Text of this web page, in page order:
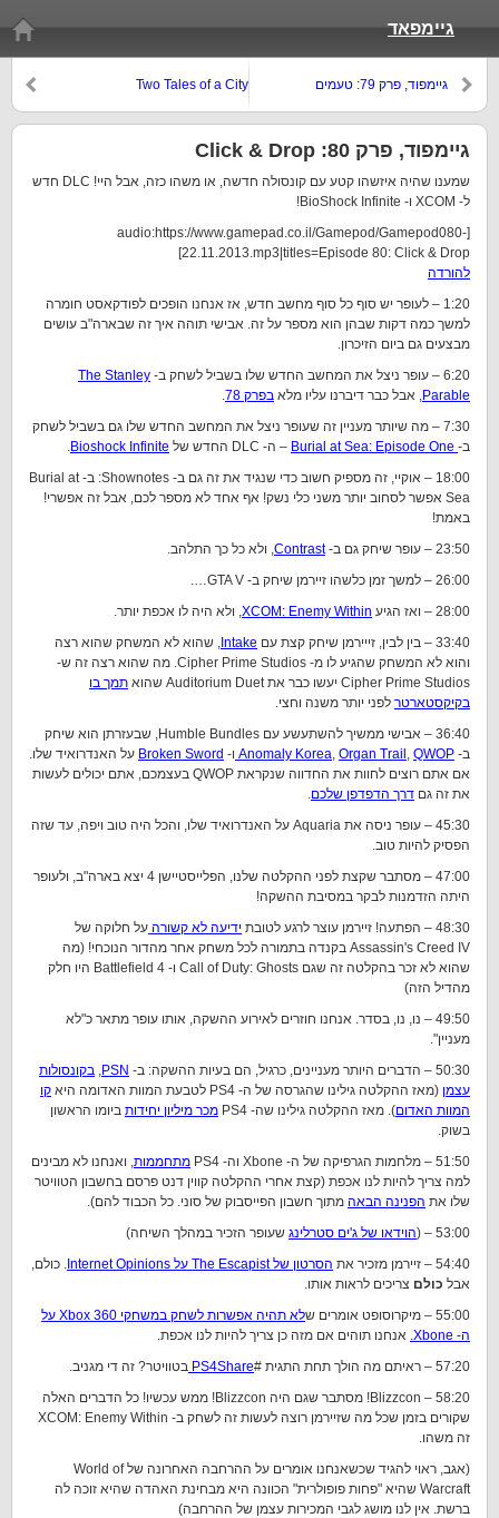
גיימפאד
Two Tales of a City
גיימפוד, פרק 79: טעמים
גיימפוד, פרק 80: Click & Drop
שמענו שהיה איזשהו קטע עם קונסולה חדשה, או משהו כזה, אבל היי! DLC חדש
ל- XCOM ו- BioShock Infinite!
[audio:https://www.gamepad.co.il/Gamepod/Gamepod080-
22.11.2013.mp3|titles=Episode 80: Click & Drop]
להורדה
1:20 – לעופר יש סוף כל סוף מחשב חדש, אז אנחנו הופכים לפודקאסט חומרה
למשך כמה דקות שבהן הוא מספר על זה. אבישי תוהה איך זה שבארה"ב עושים
מבצעים גם ביום הזיכרון.
6:20 – עופר ניצל את המחשב החדש שלו בשביל לשחק ב-
The Stanley
Parable, אבל כבר דיברנו עליו מלא בפרק 78
.
7:30 – מה שיותר מעניין זה שעופר ניצל את המחשב החדש שלו גם בשביל לשחק
ב-
– ה- DLC החדש של Bioshock Infinite
.
18:00 – אוקיי, זה מספיק חשוב כדי שנגיד את זה גם ב- Shownotes: ב- Burial at
Sea אפשר לסחוב יותר משני כלי נשק! אף אחד לא מספר לכם, אבל זה אפשרי!
באמת!
23:50 – עופר שיחק גם ב-
Contrast, ולא כל כך התלהב.
26:00 – למשך זמן כלשהו זיירמן שיחק ב- GTA V….
28:00 – ואז הגיע
XCOM: Enemy Within, ולא היה לו אכפת יותר.
33:40 – בין לבין, זייירמן שיחק קצת עם
Intake , שהוא לא המשחק שהוא רצה
והוא לא המשחק שהגיע לו מ- Cipher Prime Studios. מה שהוא רצה זה ש-
Cipher Prime Studios יעשו כבר את Auditorium Duet שהוא
תמך בו
בקיקסטארטר לפני יותר משנה וחצי.
36:40 – אבישי ממשיך להשתעשע עם Humble Bundles, שבעזרתן הוא שיחק
ב-
Anomaly Korea, Organ Trail , QWOP ו- Broken Sword על האנדרואיד שלו.
אם אתם רוצים לחוות את החדווה שנקראת QWOP בעצמכם, אתם יכולים לעשות
את זה גם דרך הדפדפן שלכם.
45:30 – עופר ניסה את Aquaria על האנדרואיד שלו, והכל היה טוב ויפה, עד שזה
הפסיק להיות טוב.
47:00 – מסתבר שקצת לפני ההקלטה שלנו, הפלייסטיישן 4 יצא בארה"ב, ולעופר
היתה הזדמנות לבקר במסיבת ההשקה!
48:30 – הפתעה! זיירמן עוצר לרגע לטובת
ידיעה לא קשורה על חלוקה של
Assassin's Creed IV בקנדה בתמורה לכל משחק אחר מהדור הנוכחי! (מה
שהוא לא זכר בהקלטה זה שגם Call of Duty: Ghosts ו- Battlefield 4 היו חלק
מהדיל הזה)
49:50 – נו, נו, בסדר. אנחנו חוזרים לאירוע ההשקה, אותו עופר מתאר כ"לא
מעניין".
50:30 – הדברים היותר מעניינים, כרגיל, הם בעיות ההשקה: ב-
PSN
, בקונסולות
עצמן (מאז ההקלטה גילינו שהגרסה של ה- PS4 לטבעת המוות האדומה היא
קו
המוות האדום). מאז ההקלטה גילינו שה- PS4 מכר מיליון יחידות ביומו הראשון
בשוק.
51:50 – מלחמות הגרפיקה של ה- Xbone וה- PS4
מתחממות, ואנחנו לא מבינים
למה צריך להיות לנו אכפת (קצת אחרי ההקלטה קווין דנט פרסם בחשבון הטוויטר
שלו את הפנינה הבאה מתוך חשבון הפייסבוק של סוני. כל הכבוד להם).
53:00 – (
הוידאו של ג'ים סטרלינג שעופר הזכיר במהלך השיחה)
54:40 – זיירמן מזכיר את
הסרטון של The Escapist על Internet Opinions
. כולם,
אבל כולם צריכים לראות אותו.
55:00 – מיקרוסופט אומרים ש
לא תהיה אפשרות לשחק במשחקי Xbox 360 על
ה- Xbone.
אנחנו תוהים אם מזה כן צריך להיות לנו אכפת.
57:20 – ראיתם מה הולך תחת התגית #
PS4Share בטוויטר? זה די מגניב.
58:20 – Blizzcon! מסתבר שגם היה Blizzcon! ממש עכשיו! כל הדברים האלה
שקורים בזמן שכל מה שזיירמן רוצה לעשות זה לשחק ב- XCOM: Enemy Within
זה משהו.
(אגב, ראוי להגיד שכשאנחנו אומרים על ההרחבה האחרונה של World of
Warcraft שהיא "פחות פופולרית" הכוונה היא מבחינת האהדה שהיא זוכה לה
ברשת. אין לנו מושג לגבי המכירות עצמן של ההרחבה)